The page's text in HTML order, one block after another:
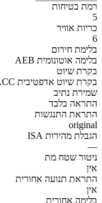
רמת בטיחות
5
כריות אוויר
6
בלימת חירום
AEB בלימה אוטונומית
בקרת שיוט
ACC בקרת שיוט אדפטיבית
שמירת נתיב
התראה בלבד
התראת התנגשות
original
הגבלת מהירות ISA
—
ניטור שטח מת
אין
התראת תנועה אחורית
אין
בלימה אחורית